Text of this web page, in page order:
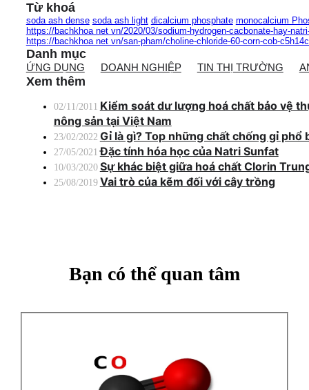
Từ khoá
soda ash dense soda ash light dicalcium phosphate monocalcium
https://bachkhoa net vn/2020/03/sodium-hydrogen-cacbonate-hay-
https://bachkhoa net vn/san-pham/choline-chloride-60-corn-cob-
Danh mục
ỨNG DỤNG DOANH NGHIỆP TIN THỊ TRƯỜNG
Xem thêm
02/11/2011 Kiểm soát dư lượng hoá chất bảo vệ
nông sản tại Việt Nam
23/02/2022 Gỉ là gì? Top những chất chống gỉ phổ
27/05/2021 Đặc tính hóa học của Natri Sunfat
10/03/2020 Sự khác biệt giữa hoá chất Clorin
25/08/2019 Vai trò của kẽm đối với cây trồng
Bạn có thể quan tâm